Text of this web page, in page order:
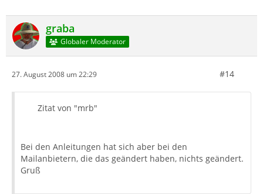
graba
Globaler Moderator
27. August 2008 um 22:29 #14
Zitat von "mrb"
Bei den Anleitungen hat sich aber bei den
Mailanbietern, die das geändert haben, nichts geändert.
Gruß